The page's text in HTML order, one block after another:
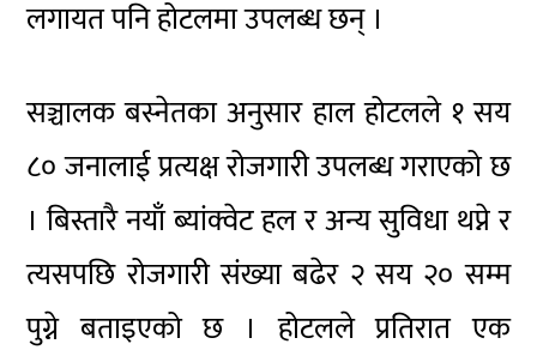
लगायत पनि होटलमा उपलब्ध छन् ।
सञ्चालक बस्नेतका अनुसार हाल होटलले १ सय
८० जनालाई प्रत्यक्ष रोजगारी उपलब्ध गराएको छ
। बिस्तारै नयाँ ब्यांक्वेट हल र अन्य सुविधा थप्ने र
त्यसपछि रोजगारी संख्या बढेर २ सय २० सम्म
पुग्ने बताइएको छ । होटलले प्रतिरात एक